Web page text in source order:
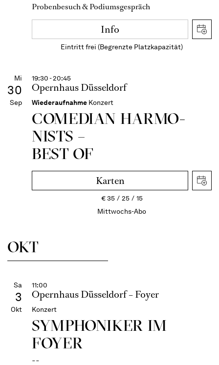
Probenbesuch & Podiumsgespräch
Info
Eintritt frei (Begrenzte Platzkapazität)
Mi
30
Sep
19:30 - 20:45
Opernhaus Düsseldorf
Wiederaufnahme Konzert
COME­DIAN HARMO­
NISTS –
BEST OF
Karten
€35 25
15
Mittwochs-Abo
OKT
Sa
3
Okt
11:00
Opernhaus Düsseldorf – Foyer
Konzert
SYMPHONIKER IM
FOYER
--